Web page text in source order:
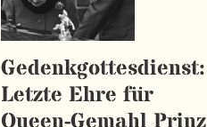
Gedenkgottesdienst:
Letzte Ehre für